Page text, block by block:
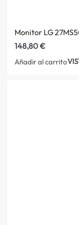
Monitor LG
148,80€
Añadir al carrito